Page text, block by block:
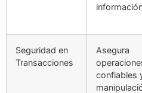
Seguridad en
Transacciones
Asegura
confiables